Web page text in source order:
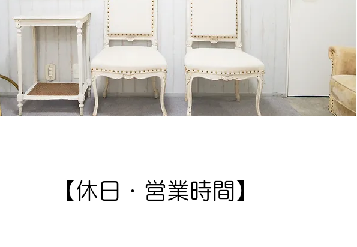
【休日・営業時間】